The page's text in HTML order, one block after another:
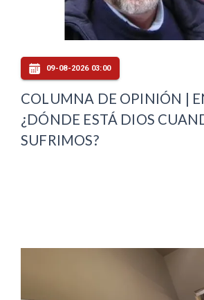
09-08-2026 03:00
COLUMNA DE OPINIÓN |
¿DÓNDE ESTÁ DIOS
SUFRIMOS?